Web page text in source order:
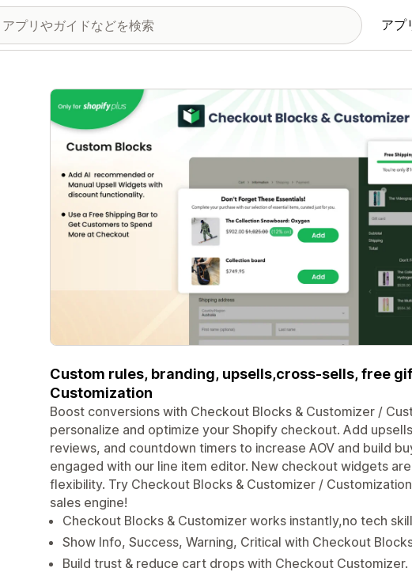
アプ
特集の画像ギャラリー
Custom rules, branding, upsells,cross-sells, free
Customization
Boost conversions with Checkout Blocks & Customizer /
personalize and optimize your Shopify checkout. Add
reviews, and countdown timers to increase AOV and build
engaged with our line item editor. New checkout widgets
flexibility. Try Checkout Blocks & Customizer /
sales engine!
Checkout Blocks & Customizer works instantly,no tech
Show Info, Success, Warning, Critical with Checkout
Build trust & reduce cart drops with Checkout Customizer.